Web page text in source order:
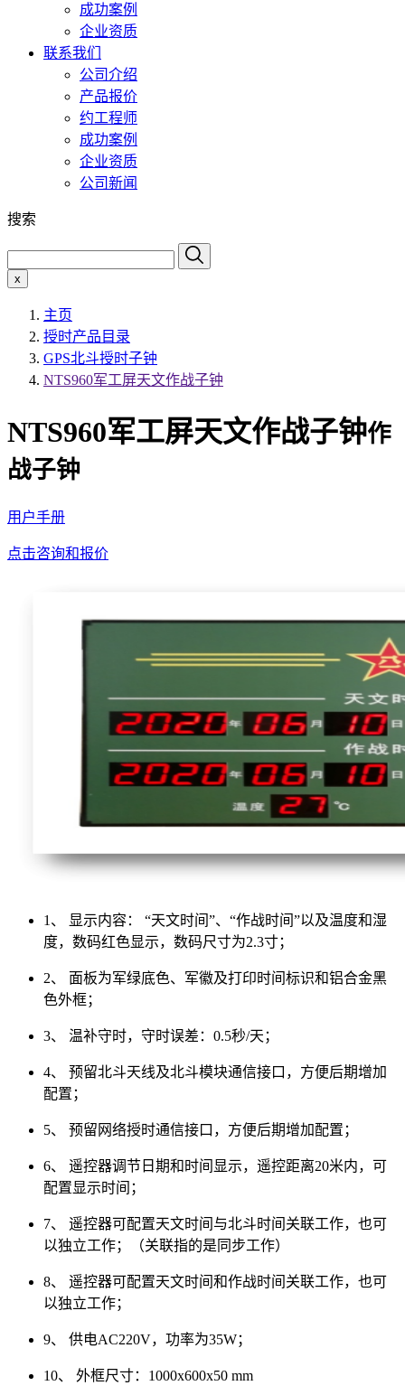
成功案例
企业资质
联系我们
公司介绍
产品报价
约工程师
成功案例
企业资质
公司新闻
搜索
x
主页
授时产品目录
GPS北斗授时子钟
NTS960军工屏天文作战子钟
NTS960军工屏天文作战子钟作
战子钟
用户手册
点击咨询和报价
1、 显示内容： “天文时间”、“作战时间”以及温度和湿
度，数码红色显示，数码尺寸为2.3寸；
2、 面板为军绿底色、军徽及打印时间标识和铝合金黑
色外框；
3、 温补守时，守时误差：0.5秒/天；
4、 预留北斗天线及北斗模块通信接口，方便后期增加
配置；
5、 预留网络授时通信接口，方便后期增加配置；
6、 遥控器调节日期和时间显示，遥控距离20米内，可
配置显示时间；
7、 遥控器可配置天文时间与北斗时间关联工作，也可
以独立工作；（关联指的是同步工作）
8、 遥控器可配置天文时间和作战时间关联工作，也可
以独立工作；
9、 供电AC220V，功率为35W；
10、 外框尺寸：1000x600x50 mm